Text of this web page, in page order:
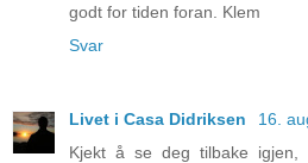
godt for tiden foran. Klem
Svar
Livet i Casa Didriksen
16.
Kjekt å se deg tilbake